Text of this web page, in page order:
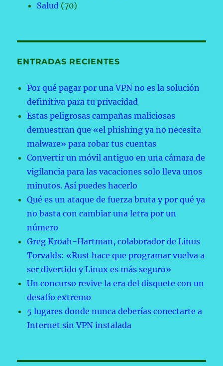
Salud (70)
ENTRADAS RECIENTES
Por qué pagar por una VPN no es la solución
definitiva para tu privacidad
Estas peligrosas campañas maliciosas
demuestran que «el phishing ya no necesita
malware» para robar tus cuentas
Convertir un móvil antiguo en una cámara de
vigilancia para las vacaciones solo lleva unos
minutos. Así puedes hacerlo
Qué es un ataque de fuerza bruta y por qué ya
no basta con cambiar una letra por un
número
Greg Kroah-Hartman, colaborador de Linus
Torvalds: «Rust hace que programar vuelva a
ser divertido y Linux es más seguro»
Un concurso revive la era del disquete con un
desafío extremo
5 lugares donde nunca deberías conectarte a
Internet sin VPN instalada